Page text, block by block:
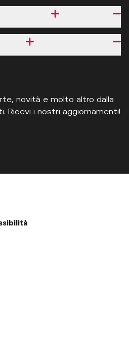
novità e molto altro dalla
Ricevi i nostri aggiornamenti!